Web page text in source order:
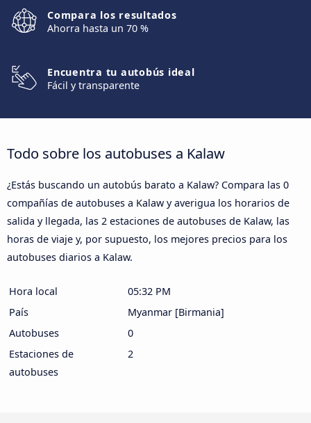
Compara los resultados
Ahorra hasta un 70 %
Encuentra tu autobús ideal
Fácil y transparente
Todo sobre los autobuses a Kalaw
¿Estás buscando un autobús barato a Kalaw? Compara las 0
compañías de autobuses a Kalaw y averigua los horarios de
salida y llegada, las 2 estaciones de autobuses de Kalaw, las
horas de viaje y, por supuesto, los mejores precios para los
autobuses diarios a Kalaw.
Hora local
05:32 PM
País
Myanmar [Birmania]
Autobuses
0
Estaciones de
autobuses
2